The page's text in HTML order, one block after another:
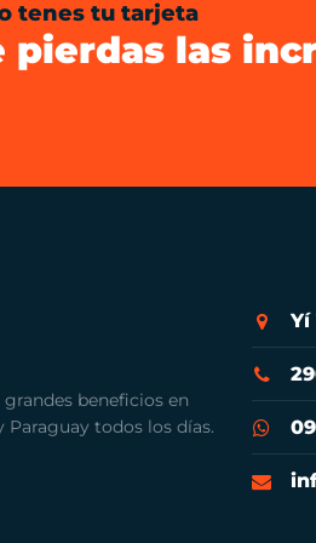
tenes tu tarjeta
pierdas las
beneficios en
todos los días.
Yí